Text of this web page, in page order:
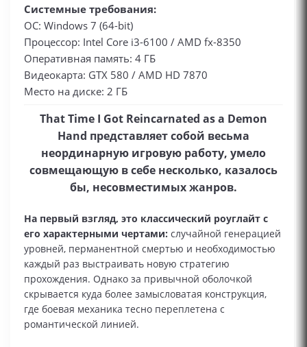
Системные требования:
ОС: Windows 7 (64-bit)
Процессор: Intel Core i3-6100 / AMD fx-8350
Оперативная память: 4 ГБ
Видеокарта: GTX 580 / AMD HD 7870
Место на диске: 2 ГБ
That Time I Got Reincarnated as a Demon
Hand представляет собой весьма
неординарную игровую работу, умело
совмещающую в себе несколько, казалось
бы, несовместимых жанров.
На первый взгляд, это классический роуглайт с
его характерными чертами: случайной генерацией
уровней, перманентной смертью и необходимостью
каждый раз выстраивать новую стратегию
прохождения. Однако за привычной оболочкой
скрывается куда более замысловатая конструкция,
где боевая механика тесно переплетена с
романтической линией.